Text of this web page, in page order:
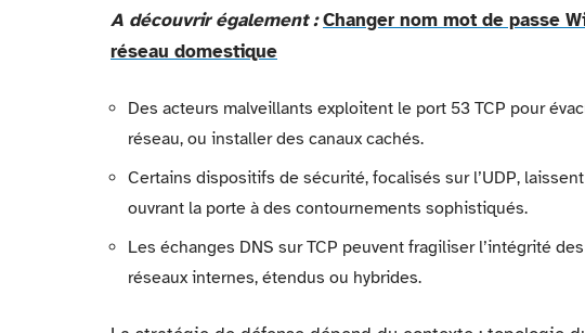
A découvrir également : Changer nom mot de passe
réseau domestique
Des acteurs malveillants exploitent le port 53 TCP pour
réseau, ou installer des canaux cachés.
Certains dispositifs de sécurité, focalisés sur l’UDP,
ouvrant la porte à des contournements sophistiqués.
Les échanges DNS sur TCP peuvent fragiliser l’intégrité
réseaux internes, étendus ou hybrides.